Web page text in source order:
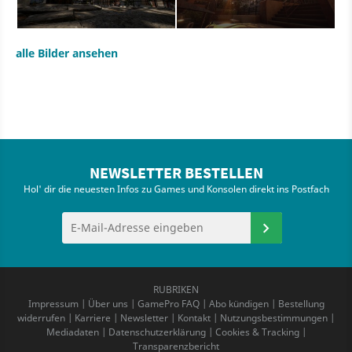
alle Bilder ansehen
NEWSLETTER BESTELLEN
Hol' dir die neuesten Infos zu Games und Konsolen direkt ins Postfach
RUBRIKEN
Impressum| Über uns | GamePro FAQ| Abo kündigen| Bestellung
widerrufen | Karriere | Newsletter | Kontakt | Nutzungsbestimmungen |
Mediadaten| Datenschutzerklärung| Cookies & Tracking|
Transparenzbericht